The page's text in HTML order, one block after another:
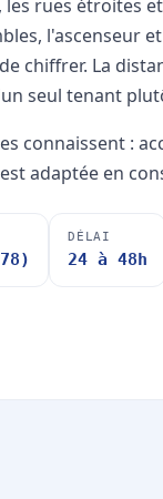
les rues étroites
l'ascenseur
chiffrer. La
seul tenant
connaissent :
adaptée en
DÉLAI
24 à 48h